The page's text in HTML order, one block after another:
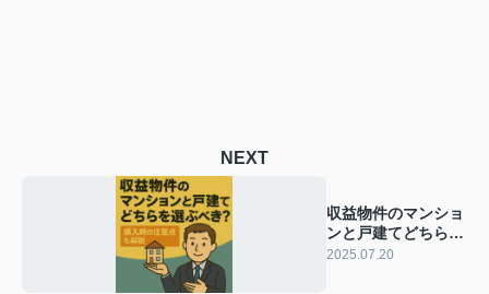
NEXT
収益物件のマンショ
ンと戸建てどちらを
選ぶべき？購入時の
2025.07.20